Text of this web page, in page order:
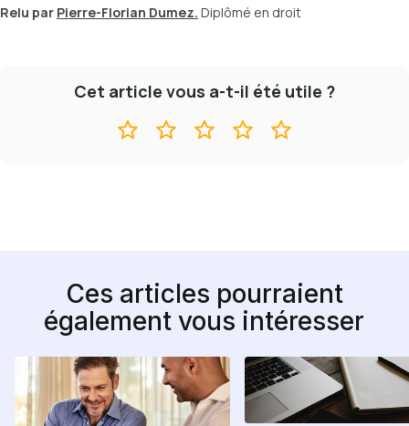
Relu par Pierre-Florian Dumez. Diplômé en droit
Cet article vous a-t-il été utile ?
Ces articles pourraient
également vous intéresser